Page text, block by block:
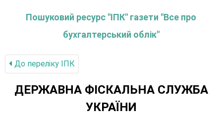
Пошуковий ресурс "ІПК" газети "Все про
бухгалтерський облік"
До переліку IПК
ДЕРЖАВНА ФІСКАЛЬНА СЛУЖБА
УКРАЇНИ